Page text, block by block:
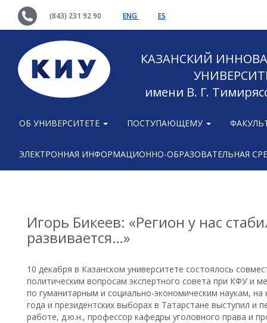
(843) 231 92 90 ENG ES
КАЗАНСКИЙ
имени В. Г.
ОБ УНИВЕРСИТЕТЕ ПОСТУПАЮЩЕМУ
ЭЛЕКТРОННАЯ ИНФОРМАЦИОННО-ОБРАЗОВАТЕЛЬНАЯ
Игорь Бикеев: «Регион у нас
развивается…»
10 декабря в Казанском университете состоялось
политическим вопросам экспертного совета при КФУ и
по гуманитарным и социально-экономическим наукам,
года и президентских выборах в Татарстане выступил и
работе, д.ю.н., профессор кафедры уголовного права и